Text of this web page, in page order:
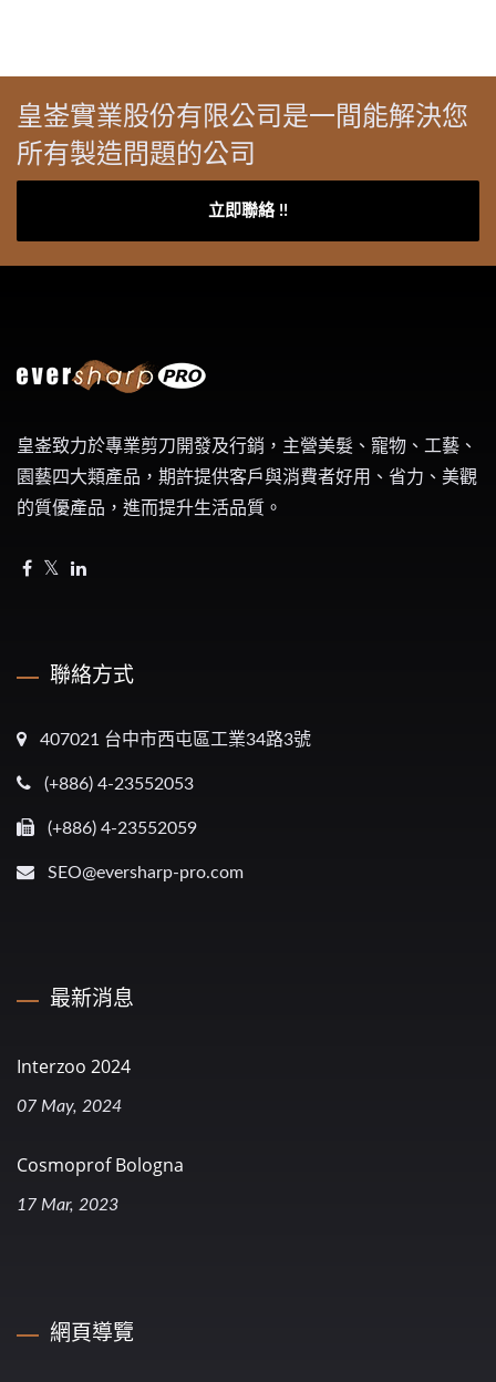
皇崟實業股份有限公司是一間能解決您
所有製造問題的公司
立即聯絡 !!
皇崟致力於專業剪刀開發及行銷，主營美髮、寵物、工藝、
園藝四大類產品，期許提供客戶與消費者好用、省力、美觀
的質優產品，進而提升生活品質。
聯絡方式
407021 台中市西屯區工業34路3號
(+886) 4-23552053
(+886) 4-23552059
SEO@eversharp-pro.com
最新消息
Interzoo 2024
07 May, 2024
Cosmoprof Bologna
17 Mar, 2023
網頁導覽